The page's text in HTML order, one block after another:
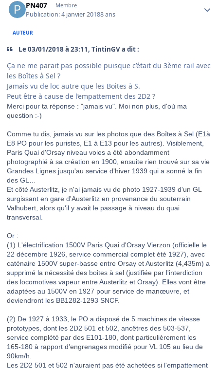
PN407 Membre
Publication:4 janvier 20188 ans
AUTEUR
Le 03/01/2018 à 23:11, TintinGV a dit :
Ça ne me parait pas possible puisque c’était du 3ème rail avec
les Boîtes à Sel ?
Jamais vu de loc autre que les Boites à S.
Peut être à cause de l’empattement des 2D2 ?
Merci pour ta réponse : "jamais vu". Moi non plus, d'où ma
question :-)
Comme tu dis, jamais vu sur les photos que des Boîtes à Sel (E1à
E8 PO pour les puristes, E1 à E13 pour les autres). Visiblement,
Paris Quai d'Orsay niveau voies a été abondamment
photographié à sa création en 1900, ensuite rien trouvé sur sa vie
Grandes Lignes jusqu'au service d'hiver 1939 qui a sonné la fin
des GL…
Et côté Austerlitz, je n'ai jamais vu de photo 1927-1939 d'un GL
surgissant en gare d'Austerlitz en provenance du souterrain
Valhubert, alors qu'il y avait le passage à niveau du quai
transversal.
Or :
(1) L'électrification 1500V Paris Quai d'Orsay Vierzon (officielle le
22 décembre 1926, service commercial complet été 1927), avec
caténaire 1500V super-basse entre Orsay et Austerlitz (4,435m) a
supprimé la nécessité des boites à sel (justifiée par l'interdiction
des locomotives vapeur entre Austerlitz et Orsay). Elles vont être
adaptées au 1500V en 1927 pour service de manœuvre, et
deviendront les BB1282-1293 SNCF.
(2) De 1927 à 1933, le PO a disposé de 5 machines de vitesse
prototypes, dont les 2D2 501 et 502, ancêtres des 503-537,
service complété par des E101-180, dont particulièrement les
165-180 à rapport d'engrenages modifié pour VL 105 au lieu de
90km/h.
Les 2D2 501 et 502 n'auraient pas été achetées si l'empattement